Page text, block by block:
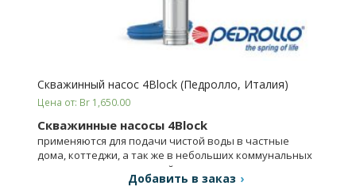
Скважинный насос 4Block (Педролло, Италия)
Цена от: Br 1,650.00
Скважинные насосы 4Block
применяются для подачи чистой воды в частные
дома, коттеджи, а так же в небольших коммунальных
системах и сельском хозяйстве.
Добавить в заказ